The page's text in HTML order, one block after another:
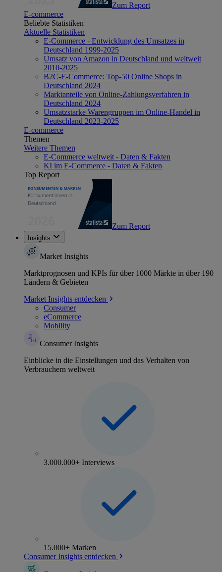
Zum Report
E-commerce
Beliebte Statistiken
Aktuelle Statistiken
E-Commerce - Entwicklung des Umsatzes in
Deutschland 1999-2025
Umsatz von Amazon in Deutschland und weltweit
2010-2025
B2C-E-Commerce: Top-50 Online Shops in
Deutschland 2024
Marktanteile von Online-Zahlungsverfahren in
Deutschland 2024
Umsatzstarke Warengruppen im Online-Handel in
Deutschland 2023-2025
E-commerce
Themen
Weitere Themen
E-Commerce weltweit - Daten & Fakten
KI im E-Commerce - Daten & Fakten
Top Report
Zum Report
Insights
Market Insights
Marktprognosen und KPIs für über 1000 Märkte in über 190
Ländern & Gebieten
Market Insights entdecken
Consumer
eCommerce
Mobility
Consumer Insights
Einblicke in die Einstellungen und das Verhalten von
Verbrauchern weltweit
3.000.000+ Interviews
15.000+ Marken
Consumer Insights entdecken